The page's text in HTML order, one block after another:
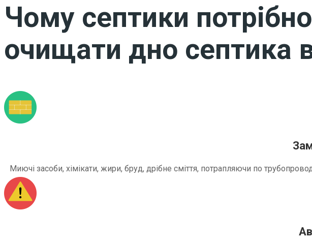
Чому септики
очищати дно септика
Миючі засоби, хімікати, жири, бруд, дрібне сміття, потрапляючи по